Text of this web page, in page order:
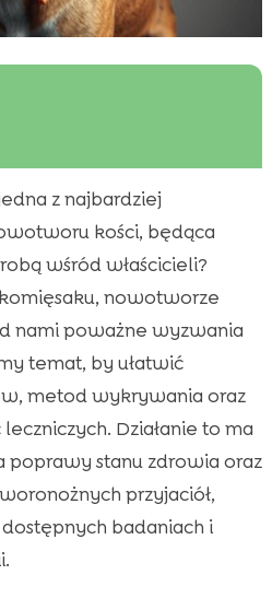
u psów?
rozpoznanie
ryzyka
kostniakomięsak
psów z
CricksyDog
od CricksyDog
CricksyDog
CricksyDog
leczenia?
z najbardziej
kości, będąca
wśród właścicieli?
nowotworze
nami poważne wyzwania
temat, by ułatwić
metod wykrywania oraz
Działanie to ma
poprawy stanu zdrowia oraz
przyjaciół,
badaniach i